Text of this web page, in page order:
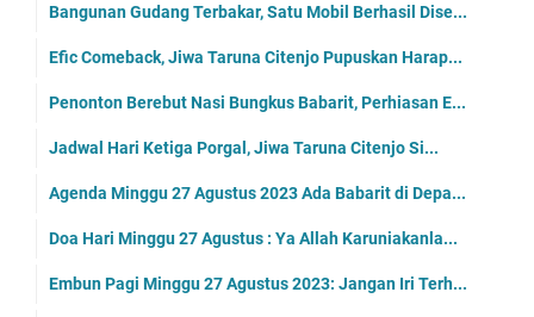
Bangunan Gudang Terbakar, Satu Mobil Berhasil Dise...
Efic Comeback, Jiwa Taruna Citenjo Pupuskan Harap...
Penonton Berebut Nasi Bungkus Babarit, Perhiasan E...
Jadwal Hari Ketiga Porgal, Jiwa Taruna Citenjo Si...
Agenda Minggu 27 Agustus 2023 Ada Babarit di Depa...
Doa Hari Minggu 27 Agustus : Ya Allah Karuniakanla...
Embun Pagi Minggu 27 Agustus 2023: Jangan Iri Terh...